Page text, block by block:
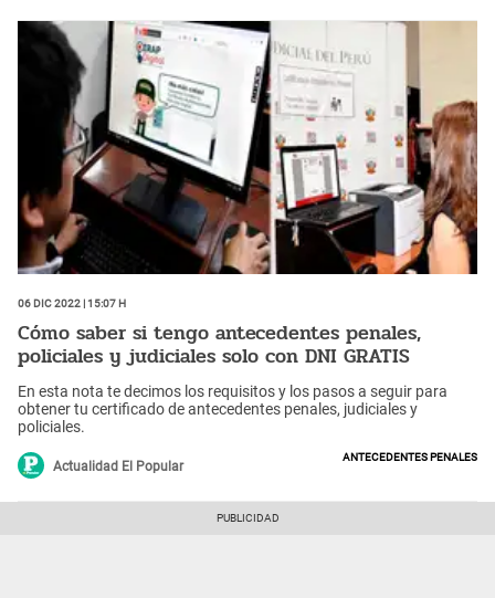
06 Dic 2022 | 15:07 h
Cómo saber si tengo antecedentes penales,
policiales y judiciales solo con DNI GRATIS
En esta nota te decimos los requisitos y los pasos a seguir para
obtener tu certificado de antecedentes penales, judiciales y
policiales.
Actualidad El Popular
Antecedentes penales